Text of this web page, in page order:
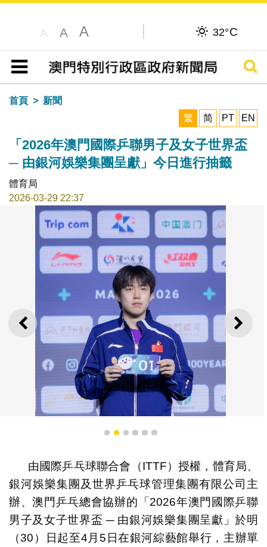
A A A 32°C
目錄
搜尋
首頁
新聞
繁
简 PT EN
「2026年澳門國際乒聯男子及女子世界盃
─ 由銀河娛樂集團呈獻」今日進行抽籤
體育局
2026-03-29 22:37
上一則 下一
「2026年澳門國際乒聯男子及女子世界盃 ─ 由銀河娛樂集
團呈獻」進行抽籤
1 2 3 4 5 6
由國際乒乓球聯合會（ITTF）授權，體育局、
銀河娛樂集團及世界乒乓球管理集團有限公司主
辦、澳門乒乓總會協辦的「2026年澳門國際乒聯
男子及女子世界盃 ─ 由銀河娛樂集團呈獻」於明
（30）日起至4月5日在銀河綜藝館舉行，主辦單